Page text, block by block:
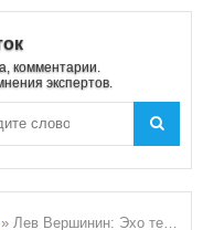
комментарии.
экспертов.
» Лев Вершинин: Эхо текущей во*ны